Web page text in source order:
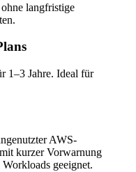
langfristige
1–3 Jahre. Ideal für
AWS-
kurzer Vorwarnung
geeignet.